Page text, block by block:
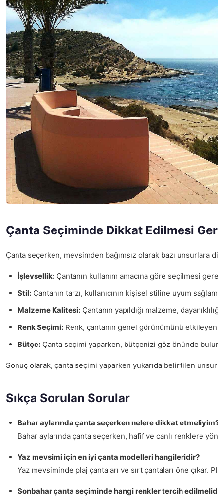
Çanta Seçiminde Dikkat Edilmesi
Çanta seçerken, mevsimden bağımsız olarak bazı unsurlara
İşlevsellik: Çantanın kullanım amacına göre seçilmesi
Stil: Çantanın tarzı, kullanıcının kişisel stiline uyum
Malzeme Kalitesi: Çantanın yapıldığı malzeme,
Renk Seçimi: Renk, çantanın genel görünümünü
Bütçe: Çanta seçimi yaparken, bütçenizi göz önünde
Sonuç olarak, çanta seçimi yaparken yukarıda belirtilen
Sıkça Sorulan Sorular
Bahar aylarında çanta seçerken nelere dikkat
Bahar aylarında çanta seçerken, hafif ve canlı renklere
Yaz mevsimi için en iyi çanta modelleri hangileridir?
Yaz mevsiminde plaj çantaları ve sırt çantaları öne
Sonbahar çanta seçiminde hangi renkler tercih